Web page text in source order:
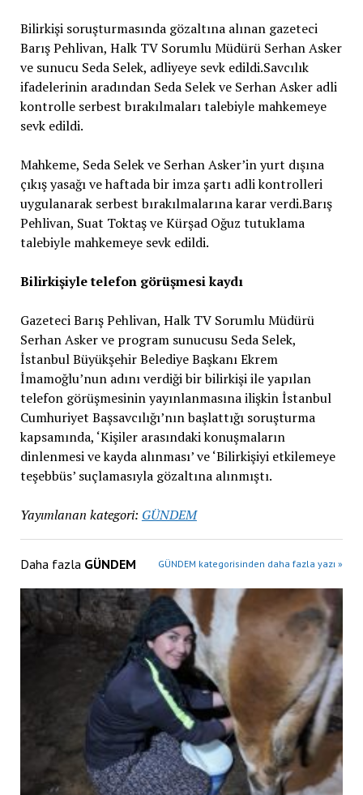
Bilirkişi soruşturmasında gözaltına alınan gazeteci
Barış Pehlivan, Halk TV Sorumlu Müdürü Serhan Asker
ve sunucu Seda Selek, adliyeye sevk edildi.Savcılık
ifadelerinin aradından Seda Selek ve Serhan Asker adli
kontrolle serbest bırakılmaları talebiyle mahkemeye
sevk edildi.
Mahkeme, Seda Selek ve Serhan Asker’in yurt dışına
çıkış yasağı ve haftada bir imza şartı adli kontrolleri
uygulanarak serbest bırakılmalarına karar verdi.Barış
Pehlivan, Suat Toktaş ve Kürşad Oğuz tutuklama
talebiyle mahkemeye sevk edildi.
Bilirkişiyle telefon görüşmesi kaydı
Gazeteci Barış Pehlivan, Halk TV Sorumlu Müdürü
Serhan Asker ve program sunucusu Seda Selek,
İstanbul Büyükşehir Belediye Başkanı Ekrem
İmamoğlu’nun adını verdiği bir bilirkişi ile yapılan
telefon görüşmesinin yayınlanmasına ilişkin İstanbul
Cumhuriyet Başsavcılığı’nın başlattığı soruşturma
kapsamında, ‘Kişiler arasındaki konuşmaların
dinlenmesi ve kayda alınması’ ve ‘Bilirkişiyi etkilemeye
teşebbüs’ suçlamasıyla gözaltına alınmıştı.
Yayımlanan kategori: GÜNDEM
Daha fazla GÜNDEM GÜNDEM kategorisinden daha fazla yazı »